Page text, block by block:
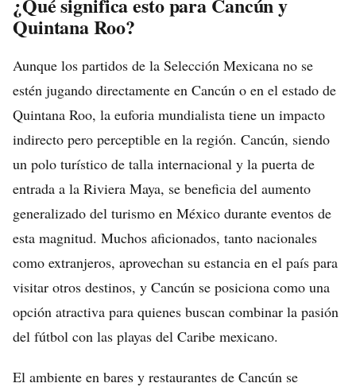
Quintana Roo?
Aunque los partidos de la Selección Mexicana no se
estén jugando directamente en Cancún o en el estado de
Quintana Roo, la euforia mundialista tiene un impacto
indirecto pero perceptible en la región. Cancún, siendo
un polo turístico de talla internacional y la puerta de
entrada a la Riviera Maya, se beneficia del aumento
generalizado del turismo en México durante eventos de
esta magnitud. Muchos aficionados, tanto nacionales
como extranjeros, aprovechan su estancia en el país para
visitar otros destinos, y Cancún se posiciona como una
opción atractiva para quienes buscan combinar la pasión
del fútbol con las playas del Caribe mexicano.
El ambiente en bares y restaurantes de Cancún se